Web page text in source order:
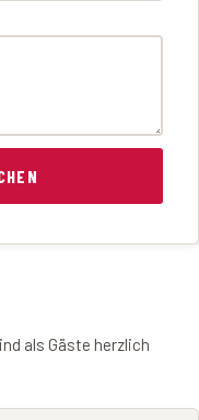
als Gäste herzlich